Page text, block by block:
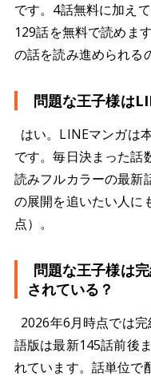
です。4話無料に加え
129話を無料で読めま
の話を読み進められる
問題な王子様は
はい。LINEマンガは
です。毎日決まった話
読みフルカラーの最新
の展開を追いたい人に
点）。
問題な王子様は
されている？
2026年6月時点では
語版は最新145話前後
れています。話単位で